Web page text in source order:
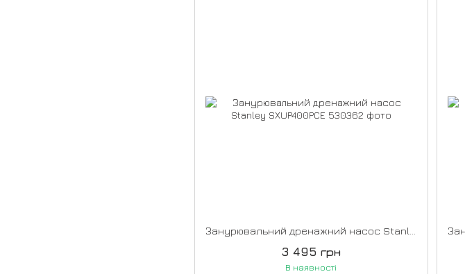
3 495 грн
В наявності